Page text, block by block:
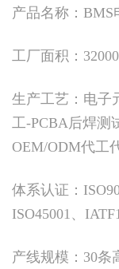
产品名称：BMS
工厂面积：
生产工艺：电子
工-PCBA后焊测
OEM/ODM代工
体系认证：
ISO45001、
产线规模：30条